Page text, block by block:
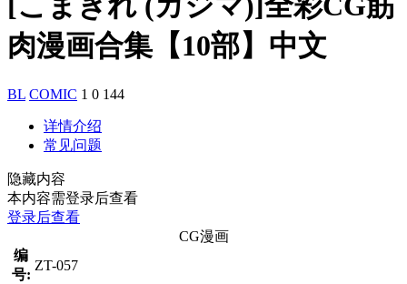
肉漫画合集【10部】中文
BL COMIC 1 0 144
详情介绍
常见问题
隐藏内容
本内容需登录后查看
登录后查看
CG漫画
编
号:
ZT-057